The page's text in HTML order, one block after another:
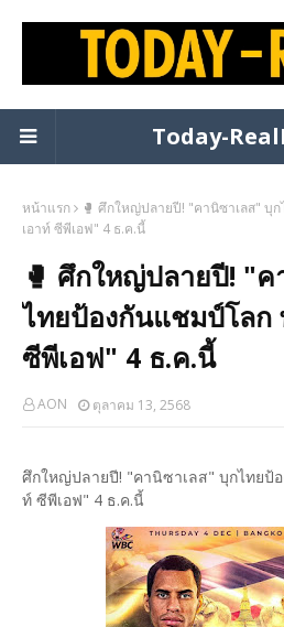
Today-
หน้าแรก
🥊 ศึกใหญ่ปลายปี! "คานิซาเลส" บุ
เอาท์ ซีพีเอฟ" 4 ธ.ค.นี้
🥊 ศึกใหญ่ปลายปี! "
ไทยป้องกันแชมป์โลก
ซีพีเอฟ" 4 ธ.ค.นี้
AON ตุลาคม 13, 2568
ศึกใหญ่ปลายปี! "คานิซาเลส" บุกไทยป้
ท์ ซีพีเอฟ" 4 ธ.ค.นี้